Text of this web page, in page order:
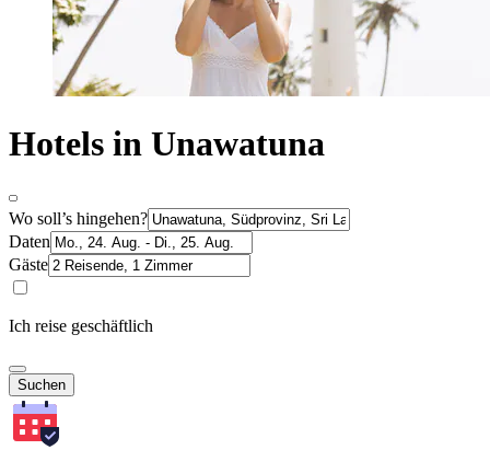
Hotels in Unawatuna
Wo soll’s hingehen?
Daten
Gäste
Ich reise geschäftlich
Suchen